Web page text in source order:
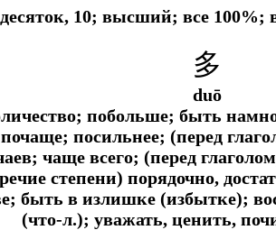
десяток, 10; высший; все 100%;
多
duō
побольше; быть
посильнее; (перед
чаще всего; (перед
степени) порядочно,
быть в излишке (избытке);
(что-л.); уважать, ценить,